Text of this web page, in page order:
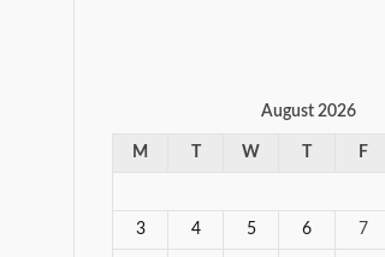
August 2026
M W F
3 4 5 6 7